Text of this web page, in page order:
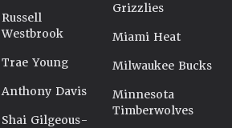
Russell
Westbrook
Trae Young
Anthony Davis
Shai Gilgeous-
Grizzlies
Miami Heat
Milwaukee Bucks
Minnesota
Timberwolves